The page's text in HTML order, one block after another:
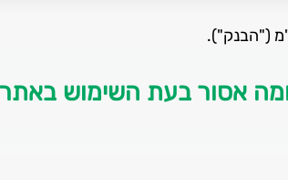
("הבנק").
אסור בעת השימוש